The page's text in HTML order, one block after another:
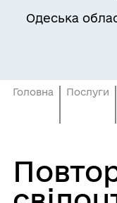
Одеська
Головна Послуги